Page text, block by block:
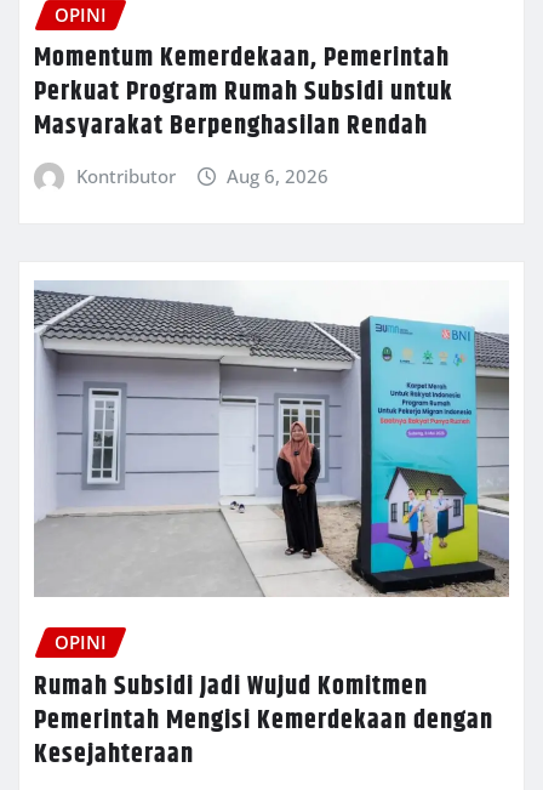
OPINI
Momentum Kemerdekaan, Pemerintah
Perkuat Program Rumah Subsidi untuk
Masyarakat Berpenghasilan Rendah
Kontributor Aug 6, 2026
OPINI
Rumah Subsidi Jadi Wujud Komitmen
Pemerintah Mengisi Kemerdekaan dengan
Kesejahteraan